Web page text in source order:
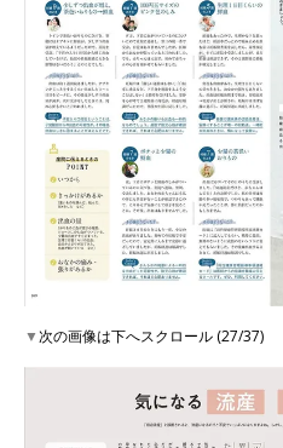
▼次の画像は下へスクロール (27/37)